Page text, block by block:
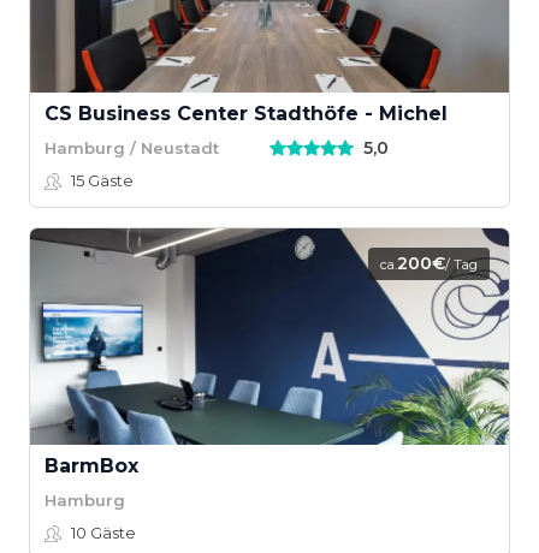
CS Business Center Stadthöfe - Michel
Hamburg / Neustadt 5,0
15 Gäste
ca.200€/ Tag
BarmBox
Hamburg
10 Gäste